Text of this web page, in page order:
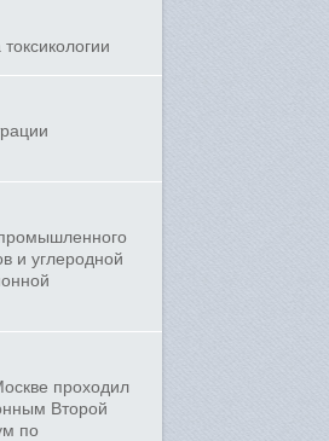
и углеродной
проходил
Второй
по